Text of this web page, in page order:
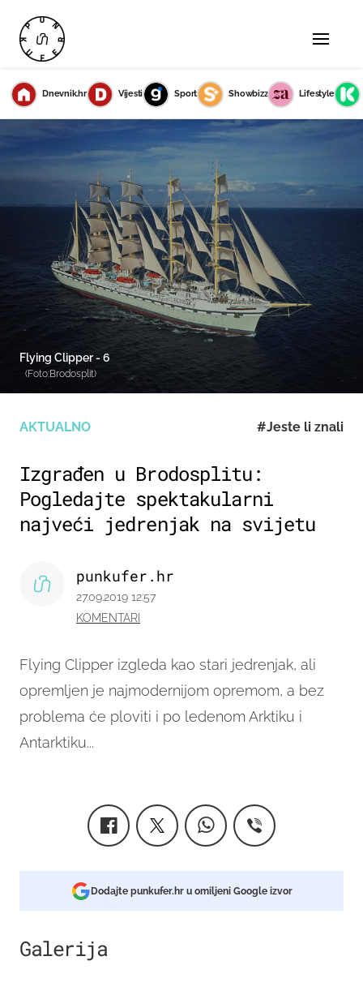
Dnevnik.hr Vijesti Sport Showbizz Lifestyle
AKTUALNO #Jeste li znali
Izgrađen u Brodosplitu:
Pogledajte spektakularni
najveći jedrenjak na svijetu
Flying Clipper izgleda kao stari jedrenjak, ali
opremljen je najmodernijom opremom, a bez
problema će ploviti i po ledenom Arktiku i
Antarktiku...
punkufer.hr
27.09.2019 12:57
KOMENTARI
Flying Clipper - 6
(Foto:Brodosplit)
Dodajte punkufer.hr u omiljeni Google izvor
Galerija